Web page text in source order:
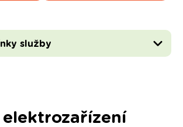
služby
elektrozařízení